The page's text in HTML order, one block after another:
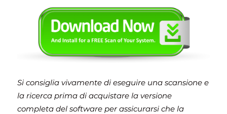
Si consiglia vivamente di eseguire una scansione e
la ricerca prima di acquistare la versione
completa del software per assicurarsi che la